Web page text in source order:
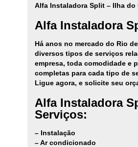
Alfa Instaladora Split – Ilha do
Alfa Instaladora
Há anos no mercado do Rio
diversos tipos de serviços
empresa, toda comodidade e
completas para cada tipo de
Ligue agora, e solicite seu
Alfa Instaladora
Serviços:
– Instalação
– Ar condicionado